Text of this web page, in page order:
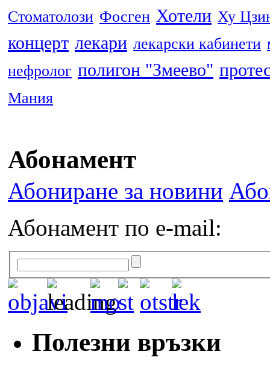
Стоматолози Фосген Хотели Ху
концерт лекари лекарски кабинети
нефролог полигон "Змеево"
Мания
Абонамент
Абониране за новини
Абонамент по e-mail:
Полезни връзки